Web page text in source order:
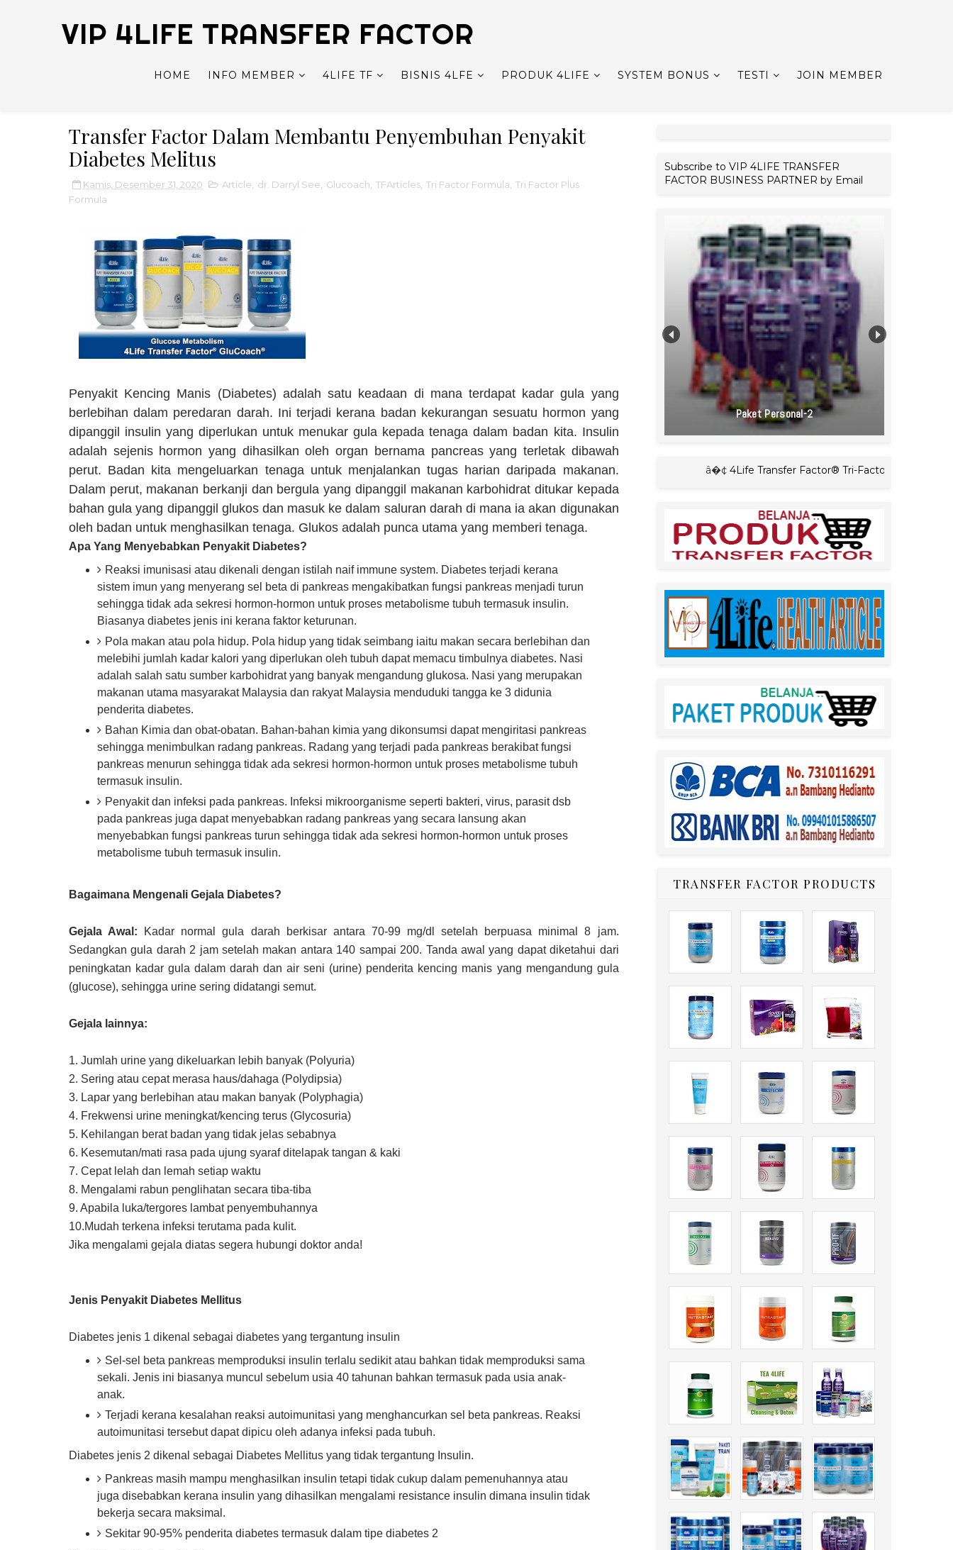
VIP 4LIFE TRANSFER FACTOR
HOME INFO MEMBER 4LIFE TF BISNIS 4LFE PRODUK 4LIFE SYSTEM BONUS TESTI JOIN MEMBER
Transfer Factor Dalam Membantu Penyembuhan Penyakit
Diabetes Melitus
Kamis, Desember 31, 2020 Article dr. Darryl See Glucoach TFArticles Tri Factor Formula Tri Factor Plus
Formula
Penyakit Kencing Manis (Diabetes) adalah satu keadaan di mana terdapat kadar gula yang
berlebihan dalam peredaran darah. Ini terjadi kerana badan kekurangan sesuatu hormon yang
dipanggil insulin yang diperlukan untuk menukar gula kepada tenaga dalam badan kita. Insulin
adalah sejenis hormon yang dihasilkan oleh organ bernama pancreas yang terletak dibawah
perut. Badan kita mengeluarkan tenaga untuk menjalankan tugas harian daripada makanan.
Dalam perut, makanan berkanji dan bergula yang dipanggil makanan karbohidrat ditukar kepada
bahan gula yang dipanggil glukos dan masuk ke dalam saluran darah di mana ia akan digunakan
oleh badan untuk menghasilkan tenaga. Glukos adalah punca utama yang memberi tenaga.
Apa Yang Menyebabkan Penyakit Diabetes?
Reaksi imunisasi atau dikenali dengan istilah naif immune system. Diabetes terjadi kerana
sistem imun yang menyerang sel beta di pankreas mengakibatkan fungsi pankreas menjadi turun
sehingga tidak ada sekresi hormon-hormon untuk proses metabolisme tubuh termasuk insulin.
Biasanya diabetes jenis ini kerana faktor keturunan.
Pola makan atau pola hidup. Pola hidup yang tidak seimbang iaitu makan secara berlebihan dan
melebihi jumlah kadar kalori yang diperlukan oleh tubuh dapat memacu timbulnya diabetes. Nasi
adalah salah satu sumber karbohidrat yang banyak mengandung glukosa. Nasi yang merupakan
makanan utama masyarakat Malaysia dan rakyat Malaysia menduduki tangga ke 3 didunia
penderita diabetes.
Bahan Kimia dan obat-obatan. Bahan-bahan kimia yang dikonsumsi dapat mengiritasi pankreas
sehingga menimbulkan radang pankreas. Radang yang terjadi pada pankreas berakibat fungsi
pankreas menurun sehingga tidak ada sekresi hormon-hormon untuk proses metabolisme tubuh
termasuk insulin.
Penyakit dan infeksi pada pankreas. Infeksi mikroorganisme seperti bakteri, virus, parasit dsb
pada pankreas juga dapat menyebabkan radang pankreas yang secara lansung akan
menyebabkan fungsi pankreas turun sehingga tidak ada sekresi hormon-hormon untuk proses
metabolisme tubuh termasuk insulin.
Bagaimana Mengenali Gejala Diabetes?
Gejala Awal: Kadar normal gula darah berkisar antara 70-99 mg/dl setelah berpuasa minimal 8 jam.
Sedangkan gula darah 2 jam setelah makan antara 140 sampai 200. Tanda awal yang dapat diketahui dari
peningkatan kadar gula dalam darah dan air seni (urine) penderita kencing manis yang mengandung gula
(glucose), sehingga urine sering didatangi semut.
Gejala lainnya:
1. Jumlah urine yang dikeluarkan lebih banyak (Polyuria)
2. Sering atau cepat merasa haus/dahaga (Polydipsia)
3. Lapar yang berlebihan atau makan banyak (Polyphagia)
4. Frekwensi urine meningkat/kencing terus (Glycosuria)
5. Kehilangan berat badan yang tidak jelas sebabnya
6. Kesemutan/mati rasa pada ujung syaraf ditelapak tangan & kaki
7. Cepat lelah dan lemah setiap waktu
8. Mengalami rabun penglihatan secara tiba-tiba
9. Apabila luka/tergores lambat penyembuhannya
10.Mudah terkena infeksi terutama pada kulit.
Jika mengalami gejala diatas segera hubungi doktor anda!
Jenis Penyakit Diabetes Mellitus
Diabetes jenis 1 dikenal sebagai diabetes yang tergantung insulin
Sel-sel beta pankreas memproduksi insulin terlalu sedikit atau bahkan tidak memproduksi sama
sekali. Jenis ini biasanya muncul sebelum usia 40 tahunan bahkan termasuk pada usia anak-
anak.
Terjadi kerana kesalahan reaksi autoimunitasi yang menghancurkan sel beta pankreas. Reaksi
autoimunitasi tersebut dapat dipicu oleh adanya infeksi pada tubuh.
Diabetes jenis 2 dikenal sebagai Diabetes Mellitus yang tidak tergantung Insulin.
Pankreas masih mampu menghasilkan insulin tetapi tidak cukup dalam pemenuhannya atau
juga disebabkan kerana insulin yang dihasilkan mengalami resistance insulin dimana insulin tidak
bekerja secara maksimal.
Sekitar 90-95% penderita diabetes termasuk dalam tipe diabetes 2
Subscribe to VIP 4LIFE TRANSFER
FACTOR BUSINESS PARTNER by Email
Paket Personal-2
4Life Transfer Factor® Tri-Factor™ Formula
TRANSFER FACTOR PRODUCTS